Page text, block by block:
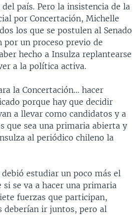
país. Pero la insistencia de la
por Concertación, Michelle
los que se postulen al Senado
por un proceso previo de
hecho a Insulza replantearse
a la política activa.
la Concertación… hacer
porque hay que decidir
a llevar como candidatos y a
que sea una primaria abierta y
al periódico chileno la
estudiar un poco más el
se va a hacer una primaria
fuerzas que participan,
deberían ir juntos, pero al